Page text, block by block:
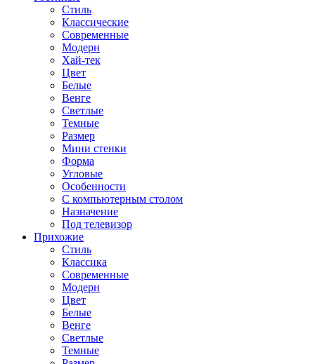
Стиль
Классические
Современные
Модерн
Хай-тек
Цвет
Белые
Венге
Светлые
Темные
Размер
Мини стенки
Форма
Угловые
Особенности
С компьютерным столом
Назначение
Под телевизор
Прихожие
Стиль
Классика
Современные
Модерн
Цвет
Белые
Венге
Светлые
Темные